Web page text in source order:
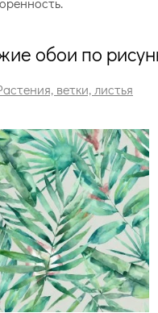
обои по
ветки, листья